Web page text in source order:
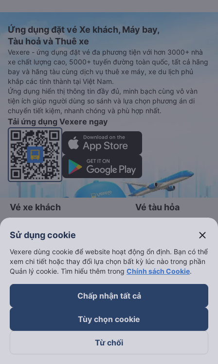
Ứng dụng đặt vé Xe khách, Máy bay,
Tàu hoả và Thuê xe
Vexere - ứng dụng đặt vé đa phương tiện với hơn 3000+ nhà
xe chất lượng cao, 5000+ tuyến đường toàn quốc, tất cả hãng
bay và hãng tàu cùng dịch vụ thuê xe máy, xe du lịch phủ
khắp các tỉnh thành tại Việt Nam.
Ứng dụng hiển thị thông tin đầy đủ, minh bạch cùng vô vàn
tiện ích giúp người dùng so sánh và lựa chọn phương án di
chuyển tiết kiệm, nhanh chóng và phù hợp nhất.
Tải ứng dụng Vexere ngay
Vé xe khách
Xe đi Vũng Tàu từ Sài Gòn
Xe đi Nha Trang từ Sài Gòn
Xe đi Đà Lạt từ Sài Gòn
Xe đi Sapa từ Hà Nội
Xe đi Hải Phòng từ Hà Nội
Vé tàu hỏa
Vé tàu Sài Gòn Nha Trang
Vé tàu Sài Gòn Phan Thiết
Vé tàu Sài Gòn Đà Nẵng
Vé tàu Sài Gòn Hà Nội
Vé tàu Nha Trang Đà
Vé tàu Hà Nội Vinh
Sử dụng cookie close
Vexere dùng cookie để website hoạt động ổn định. Bạn có thể
xem chi tiết hoặc thay đổi lựa chọn bất kỳ lúc nào trong phần
Quản lý cookie. Tìm hiểu thêm trong Chính sách Cookie.
Chấp nhận tất cả
Tùy chọn cookie
Từ chối